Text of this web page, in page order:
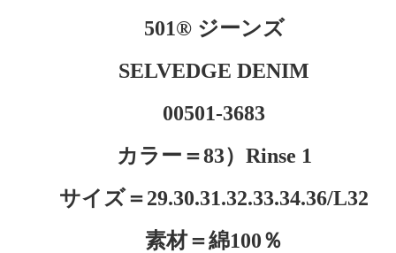
501® ジーンズ
SELVEDGE DENIM
00501-3683
カラー＝83）Rinse 1
サイズ＝29.30.31.32.33.34.36/L32
素材＝綿100％